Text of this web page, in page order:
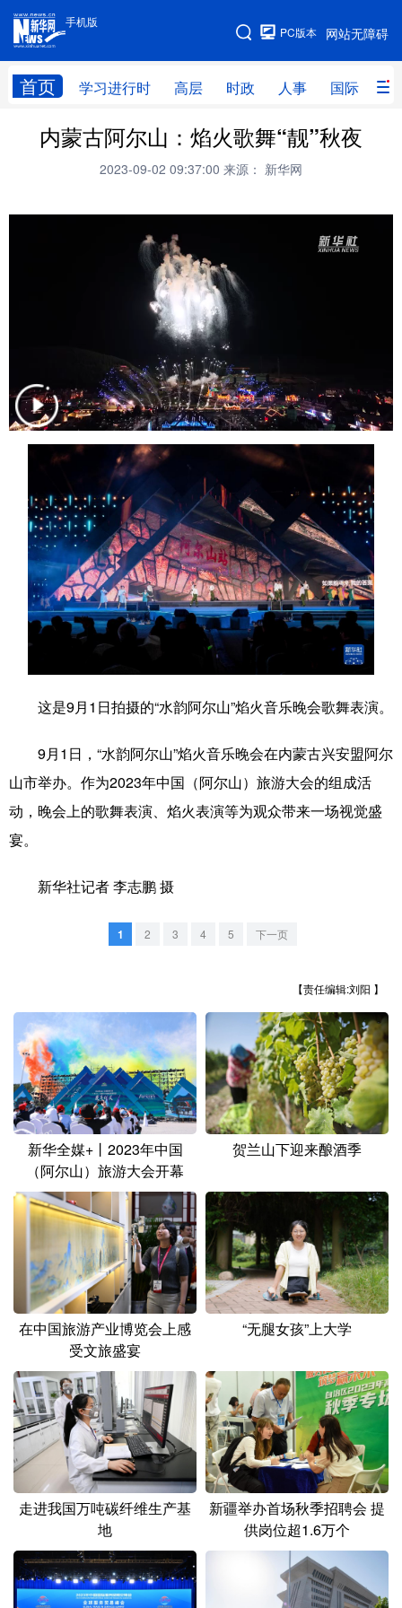
手机版
网站无障碍
PC版本
首页 学习进行时 高层 时政 人事 国际 财
手机版
网站地图
学习进行时 高层 时政 人事
财经 网评
台湾 思客智库 全球连线 教育
科创 体育
书画 健康
视频
中央文件
食品 人居 信息化 数字经济
学术中国 乡村振兴 银龄 溯源中国
旅游
彩票 娱乐 时尚 悦读
公益 一带一路 亚太网 上市公司
文化产业
河北
浙江 安徽 江西
山东 河南 湖北 湖南
四川 贵州
多语种频道
English Español Français عربى
Русский язык 日本語 한국어
Deutsch Português
内蒙古阿尔山：焰火歌舞“靓”秋夜
2023-09-02 09:37:00 来源： 新华网
这是9月1日拍摄的“水韵阿尔山”焰火音乐晚会歌舞表演。
9月1日，“水韵阿尔山”焰火音乐晚会在内蒙古兴安盟阿尔
山市举办。作为2023年中国（阿尔山）旅游大会的组成活
动，晚会上的歌舞表演、焰火表演等为观众带来一场视觉盛
宴。
新华社记者 李志鹏 摄
1 2 3 4 5 下一页
【责任编辑:刘阳 】
新华全媒+丨2023年中国
（阿尔山）旅游大会开幕
贺兰山下迎来酿酒季
在中国旅游产业博览会上感
受文旅盛宴
“无腿女孩”上大学
走进我国万吨碳纤维生产基
地
新疆举办首场秋季招聘会 提
供岗位超1.6万个